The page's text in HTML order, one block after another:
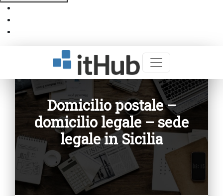
Domicilio postale –
domicilio legale – sede
legale in Sicilia